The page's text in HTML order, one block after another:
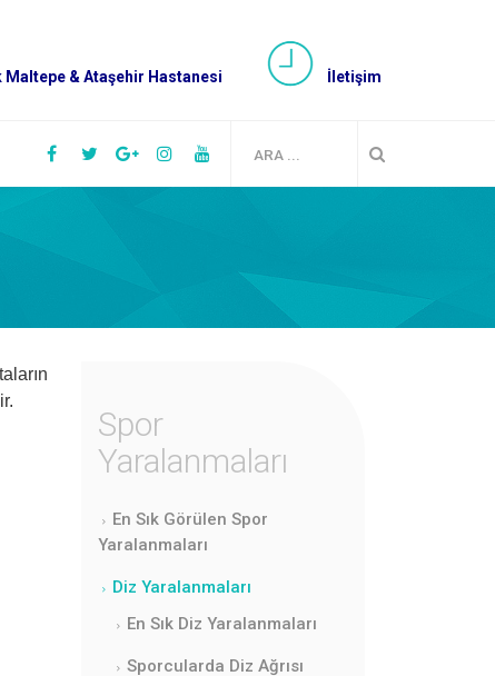
Spor
Yaralanmaları
En Sık Görülen Spor
Yaralanmaları
Diz Yaralanmaları
En Sık Diz Yaralanmaları
Sporcularda Diz Ağrısı
İletişim
& Ataşehir Hastanesi